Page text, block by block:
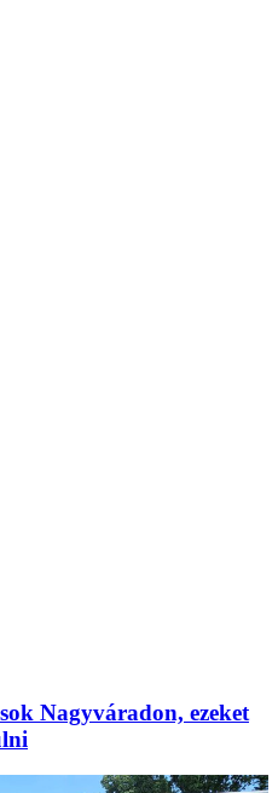
Nagyváradon, ezeket